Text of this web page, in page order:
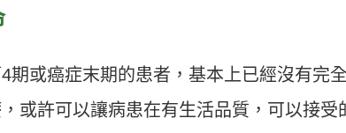
期或癌症末期的患者，基本上已經沒有完
或許可以讓病患在有生活品質，可以接受